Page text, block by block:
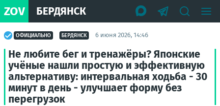
ZOV БЕРДЯНСК
ОФИЦИАЛЬНО БЕРДЯНСК 6 июня 2026, 14:46
Не любите бег и тренажёры? Японские
учёные нашли простую и эффективную
альтернативу: интервальная ходьба - 30
минут в день - улучшает форму без
перегрузок